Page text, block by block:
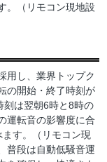
。（リモコン現地設
用し、業界トップク
の開始・終了時刻が
刻は翌朝6時と8時の
運転音の影響度に合
す。（リモコン現
普段は自動低騒音運